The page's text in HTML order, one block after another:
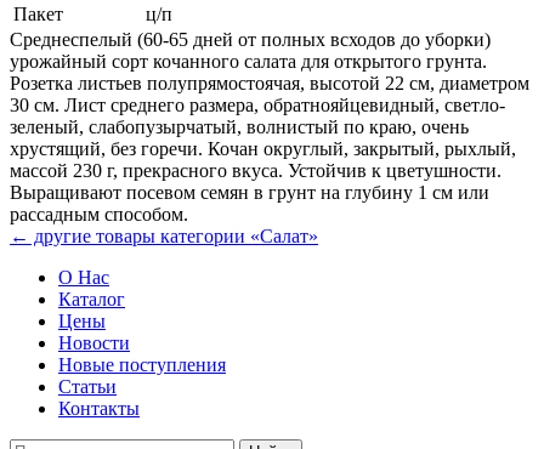
Пакет
ц/п
Среднеспелый (60-65 дней от полных всходов до уборки)
урожайный сорт кочанного салата для открытого грунта.
Розетка листьев полупрямостоячая, высотой 22 см, диаметром
30 см. Лист среднего размера, обратнояйцевидный, светло-
зеленый, слабопузырчатый, волнистый по краю, очень
хрустящий, без горечи. Кочан округлый, закрытый, рыхлый,
массой 230 г, прекрасного вкуса. Устойчив к цветушности.
Выращивают посевом семян в грунт на глубину 1 см или
рассадным способом.
← другие товары категории «Салат»
О Нас
Каталог
Цены
Новости
Новые поступления
Статьи
Контакты